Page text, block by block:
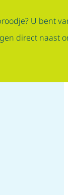
U bent
direct naast